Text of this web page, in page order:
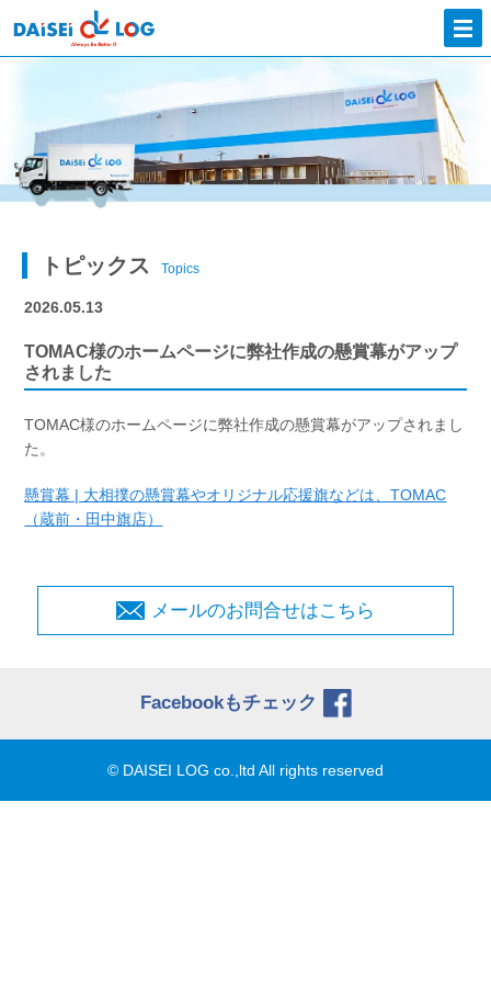
トピックス Topics
2026.05.13
TOMAC様のホームページに弊社作成の懸賞幕がアップ
されました
TOMAC様のホームページに弊社作成の懸賞幕がアップされまし
た。
懸賞幕 | 大相撲の懸賞幕やオリジナル応援旗などは、TOMAC
（蔵前・田中旗店）
メールのお問合せはこちら
Facebookもチェック
© DAISEI LOG co.,ltd All rights reserved